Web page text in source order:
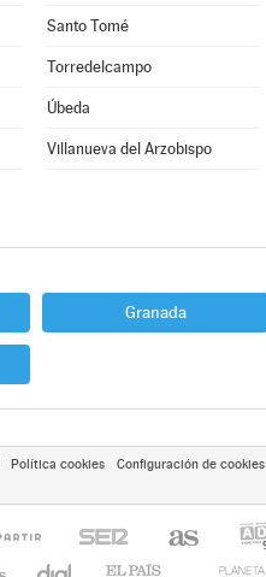
Santo Tomé
Torredelcampo
Úbeda
Villanueva del Arzobispo
Granada
Política cookies Configuración de cookies